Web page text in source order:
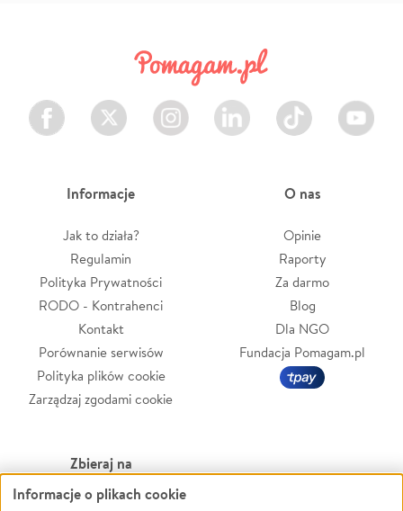
Facebook Twitter Instagram LinkedIn TikTok Youtube
Informacje
Jak to działa?
Regulamin
Polityka Prywatności
RODO - Kontrahenci
Kontakt
Porównanie serwisów
Polityka plików cookie
Zarządzaj zgodami cookie
O nas
Opinie
Raporty
Za darmo
Blog
Dla NGO
Fundacja Pomagam.pl
Zbieraj na
Leczenie
Informacje o plikach cookie